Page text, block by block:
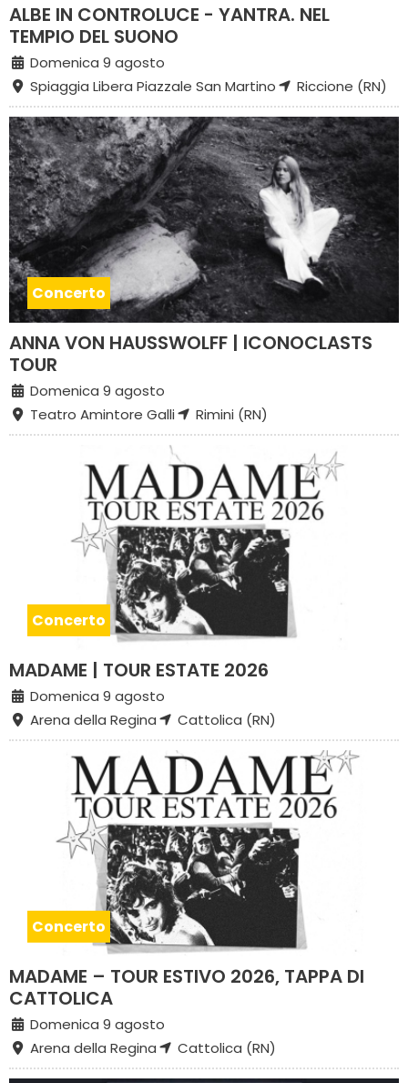
ALBE IN CONTROLUCE - YANTRA. NEL
TEMPIO DEL SUONO
Domenica 9 agosto
Spiaggia Libera Piazzale San Martino
Riccione (RN)
Concerto
ANNA VON HAUSSWOLFF | ICONOCLASTS
TOUR
Domenica 9 agosto
Teatro Amintore Galli
Rimini (RN)
Concerto
MADAME | TOUR ESTATE 2026
Domenica 9 agosto
Arena della Regina
Cattolica (RN)
Concerto
MADAME – TOUR ESTIVO 2026, TAPPA DI
CATTOLICA
Domenica 9 agosto
Arena della Regina
Cattolica (RN)